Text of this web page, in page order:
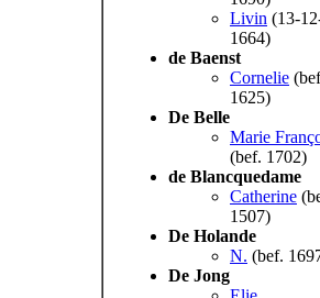
Livin (13-
1664)
de Baenst
Cornelie
1625)
De Belle
Marie
(bef. 1702)
de Blancquedame
Catherine
1507)
De Holande
N. (bef.
De Jong